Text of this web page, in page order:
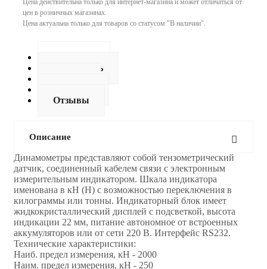
Цена действительна только для интернет-магазина и может отличаться от
цен в розничных магазинах.
Цена актуальна только для товаров со статусом "В наличии".
Как купить
Отзывы
Описание
Динамoметры представляют собой тензометрический
датчик, соединенный кабелем связи с электронным
измерительным индикатором. Шкала индикатора
именована в кН (Н) с возможностью переключения в
килограммы или тонны. Индикаторный блок имеет
жидкокристаллический дисплей с подсветкой, высота
индикации 22 мм, питание автономное от встроенных
аккумуляторов или от сети 220 В. Интерфейс RS232.
Технические характеристики:
Наиб. предел измерения, кН - 2000
Наим. предел измерения, кН - 250